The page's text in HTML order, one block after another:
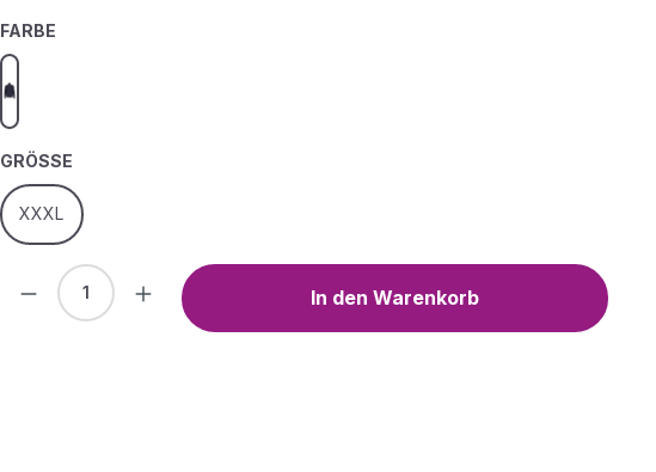
FARBEAUSWÄHLEN
classic navy
GRÖSSE AUSWÄHLEN
XXXL
Produkt Anzahl: Gib den gewünschten Wert
In den Warenkorb